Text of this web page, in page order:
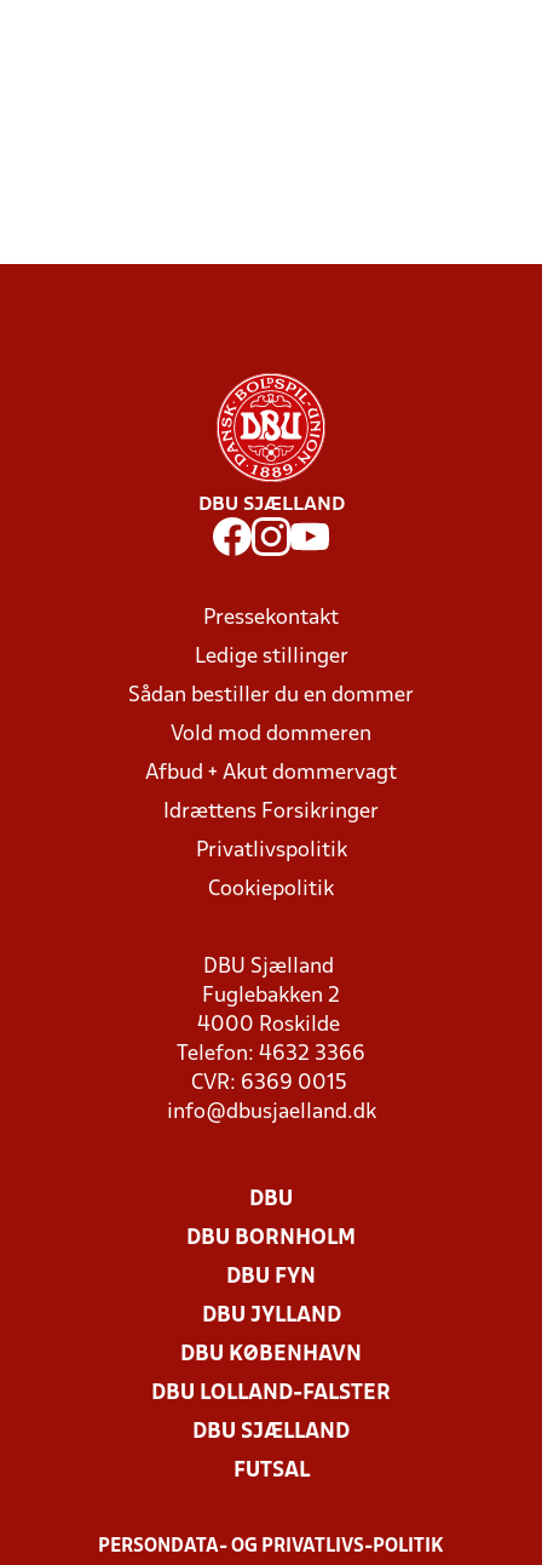
DBU SJÆLLAND
Pressekontakt
Ledige stillinger
Sådan bestiller du en dommer
Vold mod dommeren
Afbud + Akut dommervagt
Idrættens Forsikringer
Privatlivspolitik
Cookiepolitik
DBU Sjælland
Fuglebakken 2
4000 Roskilde
Telefon: 4632 3366
CVR: 6369 0015
info@dbusjaelland.dk
DBU
DBU BORNHOLM
DBU FYN
DBU JYLLAND
DBU KØBENHAVN
DBU LOLLAND-FALSTER
DBU SJÆLLAND
FUTSAL
PERSONDATA- OG PRIVATLIVS-POLITIK